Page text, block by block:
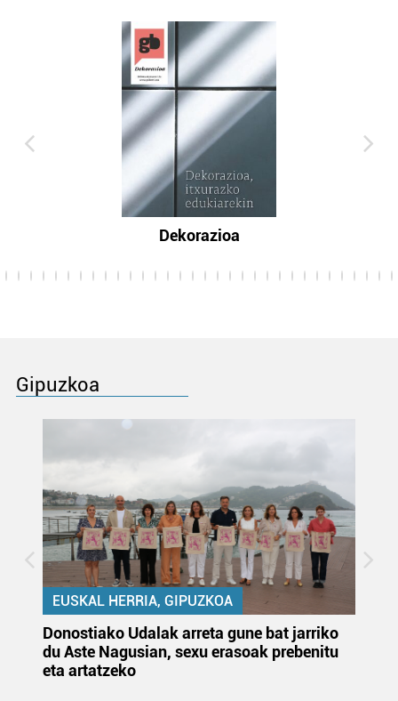
Dekorazioa
Gipuzkoa
EUSKAL HERRIA, GIPUZKOA
Donostiako Udalak arreta gune bat jarriko
du Aste Nagusian, sexu erasoak prebenitu
eta artatzeko